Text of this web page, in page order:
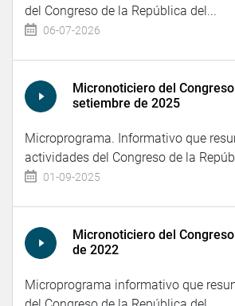
del Congreso de la República del...
06-07-2026
Micronoticiero del
setiembre de 2025
Microprograma. Informativo que
actividades del Congreso de la
01-09-2025
Micronoticiero del
de 2022
Microprograma informativo que